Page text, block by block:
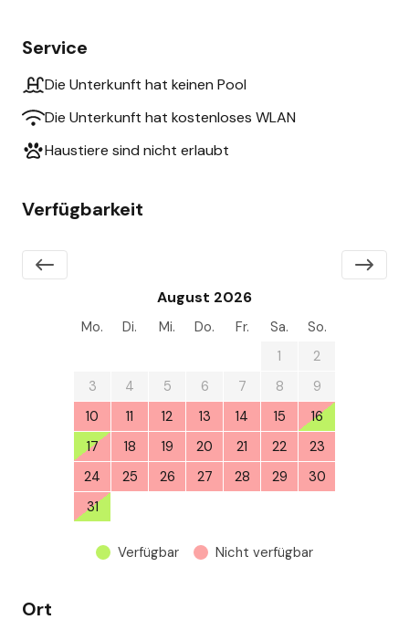
Service
Die Unterkunft hat keinen Pool
Die Unterkunft hat kostenloses WLAN
Haustiere sind nicht erlaubt
Verfügbarkeit
August 2026
Mo. Di. Mi. Do. Fr. Sa.
So.
1
2
3
4 5 6 7 8
9
10
11 12 13 14 15
16
17
18 19 20 21 22
23
24
25 26 27 28 29
30
31
Verfügbar Nicht verfügbar
Ort